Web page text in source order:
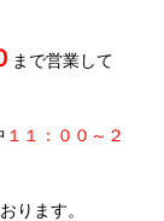
まで営業して
１１：００～２
ります。